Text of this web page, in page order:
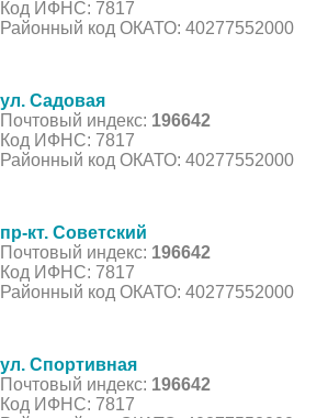
Код ИФНС: 7817
Районный код ОКАТО: 40277552000
ул. Садовая
Почтовый индекс: 196642
Код ИФНС: 7817
Районный код ОКАТО: 40277552000
пр-кт. Советский
Почтовый индекс: 196642
Код ИФНС: 7817
Районный код ОКАТО: 40277552000
ул. Спортивная
Почтовый индекс: 196642
Код ИФНС: 7817